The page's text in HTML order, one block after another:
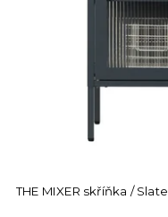
THE MIXER skříňka / Slate